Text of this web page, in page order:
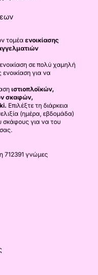
τομέα ενοικίασης
σε πολύ χαμηλή
για να
ιστιοπλοϊκών,
σκαφών,
Επιλέξτε τη διάρκεια
(ημέρα, εβδομάδα)
σκάφους για να του
712391 γνώμες